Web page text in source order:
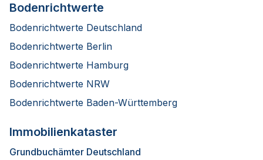
Bodenrichtwerte
Bodenrichtwerte Deutschland
Bodenrichtwerte Berlin
Bodenrichtwerte Hamburg
Bodenrichtwerte NRW
Bodenrichtwerte Baden-Württemberg
Immobilienkataster
Grundbuchämter Deutschland